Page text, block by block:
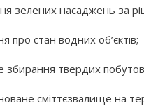
зелених насаджень за
про стан водних об’єктів;
збирання твердих
сміттєзвалище на